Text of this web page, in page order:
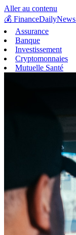
Aller au contenu
💰 FinanceDailyNews
Assurance
Banque
Investissement
Cryptomonnaies
Mutuelle Santé